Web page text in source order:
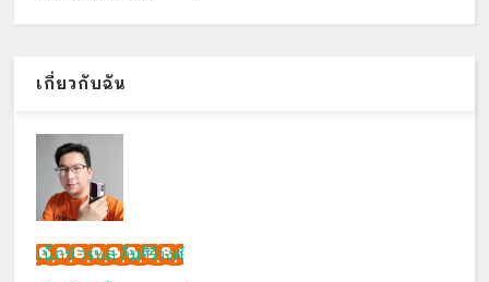
เกี่ยวกับฉัน
เน็กซ์ วรพล ลิ่มศิริวงศ์